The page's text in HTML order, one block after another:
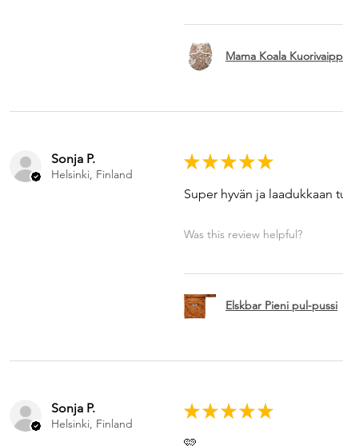
Mama Koala
Sonja P.
Helsinki, Finland
★ ★ ★ ★ ★
Super hyvän ja laadukkaan
Was this review helpful?
Elskbar Pieni pul-pussi
Sonja P.
Helsinki, Finland
★ ★ ★ ★ ★